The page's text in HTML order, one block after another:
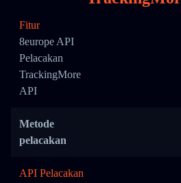
Fitur
8europe API
Pelacakan
TrackingMore
API
Metode
pelacakan
API Pelacakan